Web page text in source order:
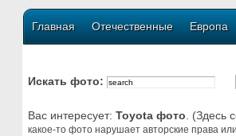
Главная Отечественные Европа
Искать фото:
Вас интересует: Toyota фото . (Здесь
какое-то фото нарушает авторские права